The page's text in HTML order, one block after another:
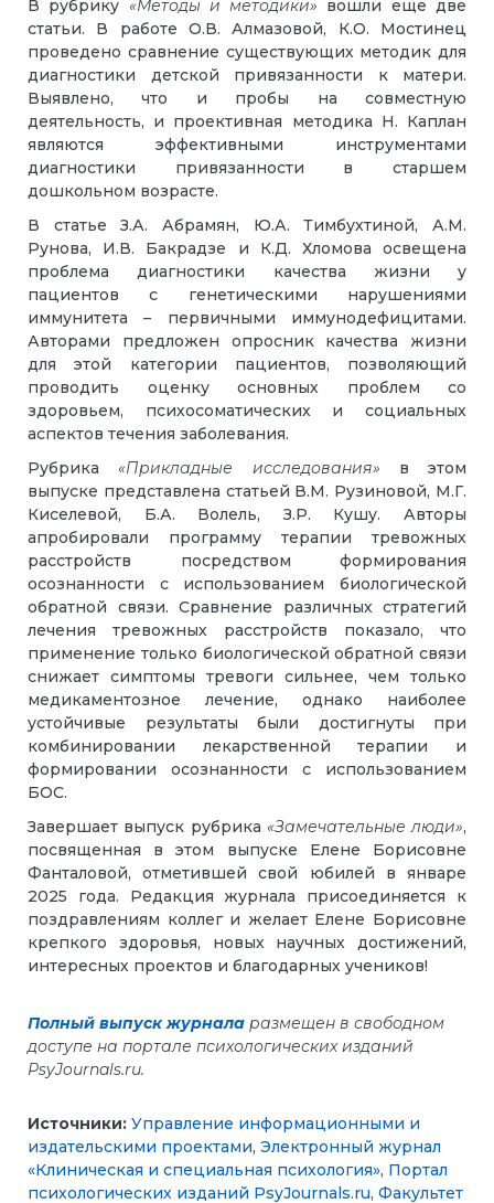
В рубрику «Методы и методики» вошли еще две
статьи. В работе О.В. Алмазовой, К.О. Мостинец
проведено сравнение существующих методик для
диагностики детской привязанности к матери.
Выявлено, что и пробы на совместную
деятельность, и проективная методика Н. Каплан
являются эффективными инструментами
диагностики привязанности в старшем
дошкольном возрасте.
В статье З.А. Абрамян, Ю.А. Тимбухтиной, А.М.
Рунова, И.В. Бакрадзе и К.Д. Хломова освещена
проблема диагностики качества жизни у
пациентов с генетическими нарушениями
иммунитета – первичными иммунодефицитами.
Авторами предложен опросник качества жизни
для этой категории пациентов, позволяющий
проводить оценку основных проблем со
здоровьем, психосоматических и социальных
аспектов течения заболевания.
Рубрика«Прикладные исследования» в этом
выпуске представлена статьей В.М. Рузиновой, М.Г.
Киселевой, Б.А. Волель, З.Р. Кушу. Авторы
апробировали программу терапии тревожных
расстройств посредством формирования
осознанности с использованием биологической
обратной связи. Сравнение различных стратегий
лечения тревожных расстройств показало, что
применение только биологической обратной связи
снижает симптомы тревоги сильнее, чем только
медикаментозное лечение, однако наиболее
устойчивые результаты были достигнуты при
комбинировании лекарственной терапии и
формировании осознанности с использованием
БОС.
Завершает выпуск рубрика «Замечательные люди»,
посвященная в этом выпуске Елене Борисовне
Фанталовой, отметившей свой юбилей в январе
2025 года. Редакция журнала присоединяется к
поздравлениям коллег и желает Елене Борисовне
крепкого здоровья, новых научных достижений,
интересных проектов и благодарных учеников!
Полный выпуск журнала размещен в свободном
доступе на портале психологических изданий
PsyJournals.ru.
Источники: Управление информационными и
издательскими проектами, Электронный журнал
«Клиническая и специальная психология», Портал
психологических изданий PsyJournals.ru, Факультет